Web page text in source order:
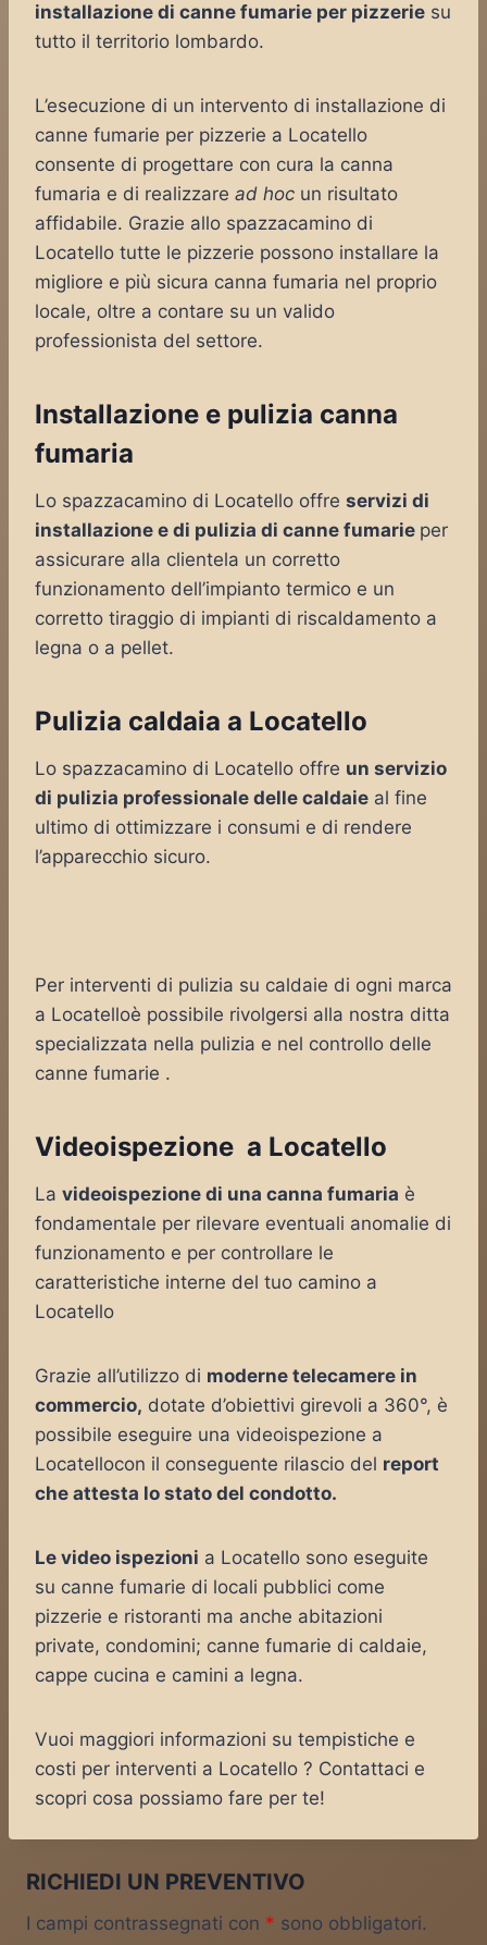
installazione di canne fumarie per pizzerie su
tutto il territorio lombardo.
L’esecuzione di un intervento di installazione di
canne fumarie per pizzerie a Locatello
consente di progettare con cura la canna
fumaria e di realizzare ad hoc un risultato
affidabile. Grazie allo spazzacamino di
Locatello tutte le pizzerie possono installare la
migliore e più sicura canna fumaria nel proprio
locale, oltre a contare su un valido
professionista del settore.
Installazione e pulizia canna
fumaria
Lo spazzacamino di Locatello offre servizi di
installazione e di pulizia di canne fumarie per
assicurare alla clientela un corretto
funzionamento dell’impianto termico e un
corretto tiraggio di impianti di riscaldamento a
legna o a pellet.
Pulizia caldaia a Locatello
Lo spazzacamino di Locatello offre un servizio
di pulizia professionale delle caldaie al fine
ultimo di ottimizzare i consumi e di rendere
l’apparecchio sicuro.
Per interventi di pulizia su caldaie di ogni marca
a Locatelloè possibile rivolgersi alla nostra ditta
specializzata nella pulizia e nel controllo delle
canne fumarie .
Videoispezione a Locatello
La videoispezione di una canna fumaria è
fondamentale per rilevare eventuali anomalie di
funzionamento e per controllare le
caratteristiche interne del tuo camino a
Locatello
Grazie all’utilizzo di moderne telecamere in
commercio, dotate d’obiettivi girevoli a 360°, è
possibile eseguire una videoispezione a
Locatellocon il conseguente rilascio del report
che attesta lo stato del condotto.
Le video ispezioni a Locatello sono eseguite
su canne fumarie di locali pubblici come
pizzerie e ristoranti ma anche abitazioni
private, condomini; canne fumarie di caldaie,
cappe cucina e camini a legna.
Vuoi maggiori informazioni su tempistiche e
costi per interventi a Locatello ? Contattaci e
scopri cosa possiamo fare per te!
RICHIEDI UN PREVENTIVO
I campi contrassegnati con * sono obbligatori.